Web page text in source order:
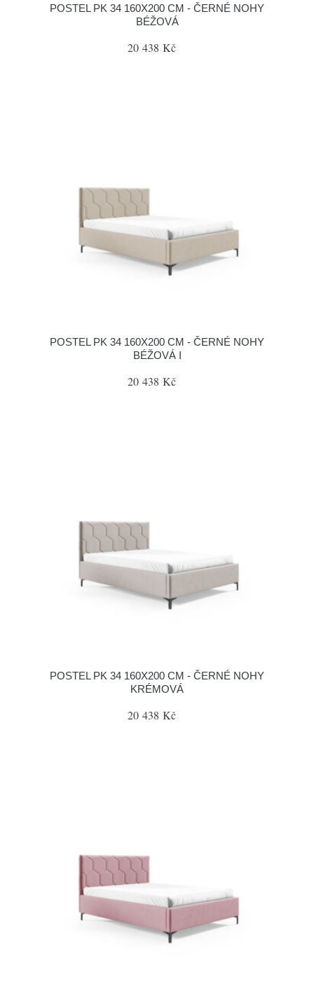
POSTEL PK 34 160X200 CM - ČERNÉ NOHY
BÉŽOVÁ
20 438 Kč
POSTEL PK 34 160X200 CM - ČERNÉ NOHY
BÉŽOVÁ I
20 438 Kč
POSTEL PK 34 160X200 CM - ČERNÉ NOHY
KRÉMOVÁ
20 438 Kč